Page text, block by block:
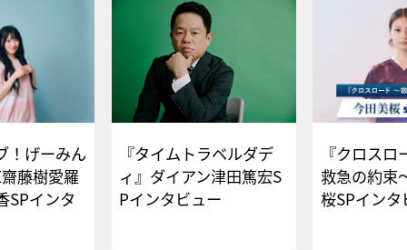
！げーみん
藤樹愛羅
SPインタ
『タイムトラベルダデ
ィ』ダイアン津田篤宏S
Pインタビュー
『クロス
救急の約束
桜SPイ